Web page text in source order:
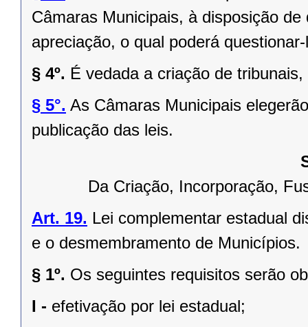
Câmaras Municipais, à disposição
apreciação, o qual poderá
§ 4º. É vedada a criação de
§ 5°. As Câmaras Municipais
publicação das leis.
Da Criação, Incorporação,
Art. 19. Lei complementar estadual
e o desmembramento de Municípios.
§ 1º. Os seguintes requisitos serão
I - efetivação por lei estadual;